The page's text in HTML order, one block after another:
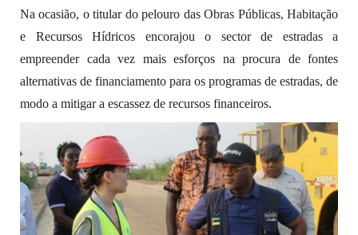
Na ocasião, o titular do pelouro das Obras Públicas, Habitação
e Recursos Hídricos encorajou o sector de estradas a
empreender cada vez mais esforços na procura de fontes
alternativas de financiamento para os programas de estradas, de
modo a mitigar a escassez de recursos financeiros.